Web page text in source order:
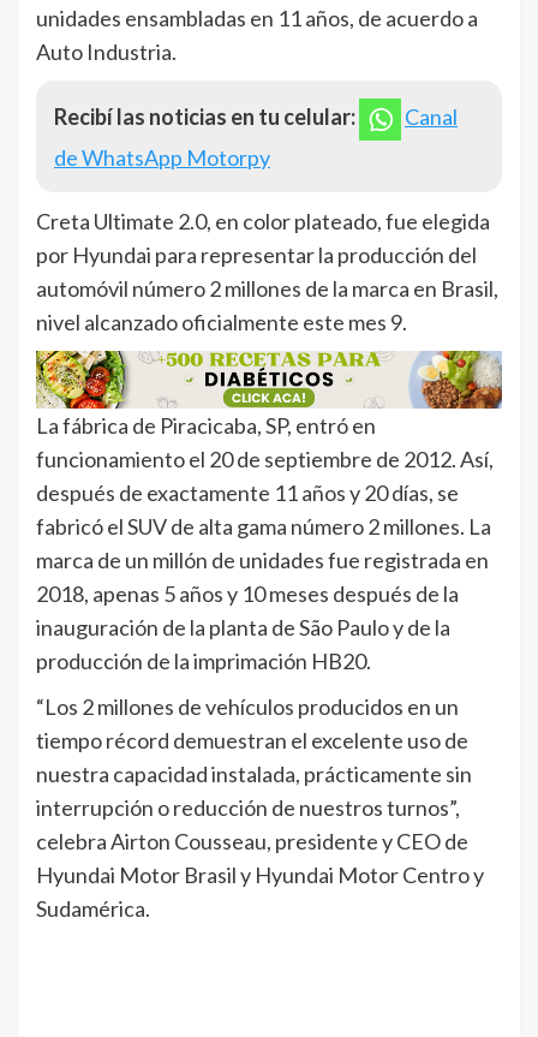
unidades ensambladas en 11 años, de acuerdo a
Auto Industria.
Recibí las noticias en tu celular:
Canal
de WhatsApp Motorpy
Creta Ultimate 2.0, en color plateado, fue elegida
por Hyundai para representar la producción del
automóvil número 2 millones de la marca en Brasil,
nivel alcanzado oficialmente este mes 9.
La fábrica de Piracicaba, SP, entró en
funcionamiento el 20 de septiembre de 2012. Así,
después de exactamente 11 años y 20 días, se
fabricó el SUV de alta gama número 2 millones. La
marca de un millón de unidades fue registrada en
2018, apenas 5 años y 10 meses después de la
inauguración de la planta de São Paulo y de la
producción de la imprimación HB20.
“Los 2 millones de vehículos producidos en un
tiempo récord demuestran el excelente uso de
nuestra capacidad instalada, prácticamente sin
interrupción o reducción de nuestros turnos”,
celebra Airton Cousseau, presidente y CEO de
Hyundai Motor Brasil y Hyundai Motor Centro y
Sudamérica.